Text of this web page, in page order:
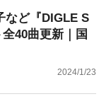
など『DIGLE S
40曲更新｜国
2024/1/23